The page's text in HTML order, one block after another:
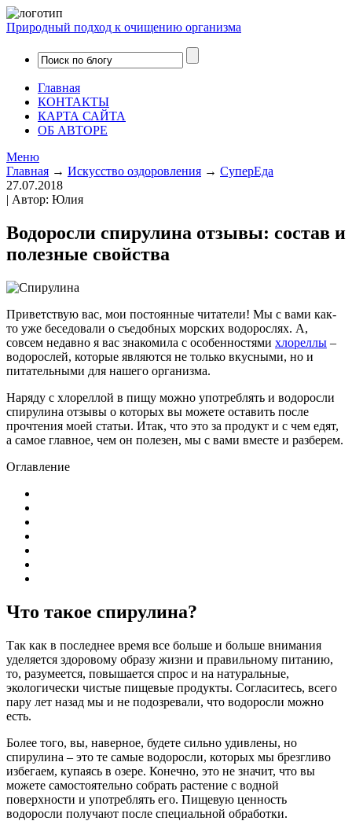
Природный подход к очищению организма
Главная
КОНТАКТЫ
КАРТА САЙТА
ОБ АВТОРЕ
Меню
Главная → Искусство оздоровления → СуперЕда
27.07.2018
| Автор: Юлия
Водоросли спирулина отзывы: состав и
полезные свойства
Приветствую вас, мои постоянные читатели! Мы с вами как-
то уже беседовали о съедобных морских водорослях. А,
совсем недавно я вас знакомила с особенностями хлореллы –
водорослей, которые являются не только вкусными, но и
питательными для нашего организма.
Наряду с хлореллой в пищу можно употреблять и водоросли
спирулина отзывы о которых вы можете оставить после
прочтения моей статьи. Итак, что это за продукт и с чем едят,
а самое главное, чем он полезен, мы с вами вместе и разберем.
Оглавление
Что такое спирулина?
Так как в последнее время все больше и больше внимания
уделяется здоровому образу жизни и правильному питанию,
то, разумеется, повышается спрос и на натуральные,
экологически чистые пищевые продукты. Согласитесь, всего
пару лет назад мы и не подозревали, что водоросли можно
есть.
Более того, вы, наверное, будете сильно удивлены, но
спирулина – это те самые водоросли, которых мы брезгливо
избегаем, купаясь в озере. Конечно, это не значит, что вы
можете самостоятельно собрать растение с водной
поверхности и употреблять его. Пищевую ценность
водоросли получают после специальной обработки.